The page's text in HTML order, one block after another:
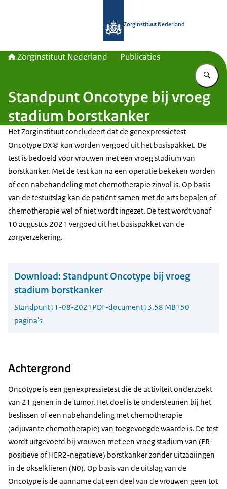
Zorginstituut Nederland
Zorginstituut Nederland Publicaties
Standpunt Oncotype bij vroeg
stadium borstkanker
Het Zorginstituut concludeert dat de genexpressietest
Oncotype DX® kan worden vergoed uit het basispakket. De
test is bedoeld voor vrouwen met een vroeg stadium van
borstkanker. Met de test kan na een operatie bekeken worden
of een nabehandeling met chemotherapie zinvol is. Op basis
van de testuitslag kan de patiënt samen met de arts bepalen of
chemotherapie wel of niet wordt ingezet. De test wordt vanaf
10 augustus 2021 vergoed uit het basispakket van de
zorgverzekering.
Download: Standpunt Oncotype bij vroeg
stadium borstkanker
Standpunt11-08-2021 PDF-document13.58 MB150
pagina's
Achtergrond
Oncotype is een genexpressietest die de activiteit onderzoekt
van 21 genen in de tumor. Het doel is te ondersteunen bij het
beslissen of een nabehandeling met chemotherapie
(adjuvante chemotherapie) van toegevoegde waarde is. De test
wordt uitgevoerd bij vrouwen met een vroeg stadium van (ER-
positieve of HER2-negatieve) borstkanker zonder uitzaaiingen
in de okselklieren (N0). Op basis van de uitslag van de
Oncotype is de aanname dat een deel van de vrouwen geen tot